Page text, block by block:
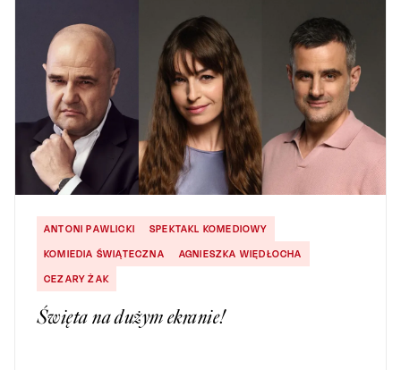
ANTONI PAWLICKI
SPEKTAKL KOMEDIOWY
KOMIEDIA ŚWIĄTECZNA
AGNIESZKA WIĘDŁOCHA
CEZARY ŻAK
Święta na dużym ekranie!